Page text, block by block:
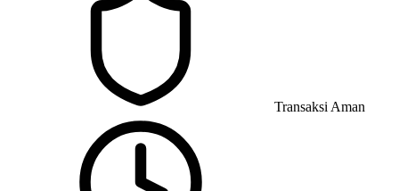
Transaksi Aman